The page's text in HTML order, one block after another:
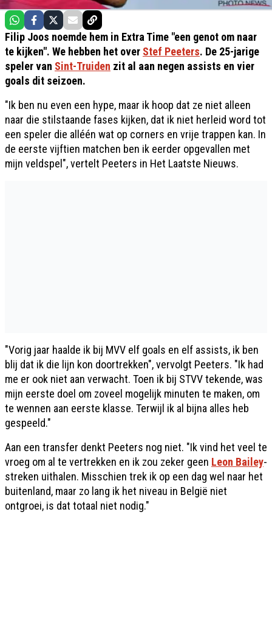
Filip Joos noemde hem in Extra Time "een genot om naar
te kijken". We hebben het over Stef Peeters. De 25-jarige
speler van Sint-Truiden zit al aan negen assists en vier
goals dit seizoen.
"Ik ben nu even een hype, maar ik hoop dat ze niet alleen
naar die stilstaande fases kijken, dat ik niet herleid word tot
een speler die alléén wat op corners en vrije trappen kan. In
de eerste vijftien matchen ben ik eerder opgevallen met
mijn veldspel", vertelt Peeters in Het Laatste Nieuws.
"Vorig jaar haalde ik bij MVV elf goals en elf assists, ik ben
blij dat ik die lijn kon doortrekken", vervolgt Peeters. "Ik had
me er ook niet aan verwacht. Toen ik bij STVV tekende, was
mijn eerste doel om zoveel mogelijk minuten te maken, om
te wennen aan eerste klasse. Terwijl ik al bijna alles heb
gespeeld."
Aan een transfer denkt Peeters nog niet. "Ik vind het veel te
vroeg om al te vertrekken en ik zou zeker geen Leon Bailey-
streken uithalen. Misschien trek ik op een dag wel naar het
buitenland, maar zo lang ik het niveau in België niet
ontgroei, is dat totaal niet nodig."